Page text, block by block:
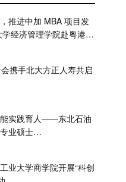
推进中加 MBA 项目发
经济管理学院赴粤港澳
携手北大方正人寿共启
实践育人——东北石油
业硕士
教学活动圆满收官
业大学商学院开展“科创